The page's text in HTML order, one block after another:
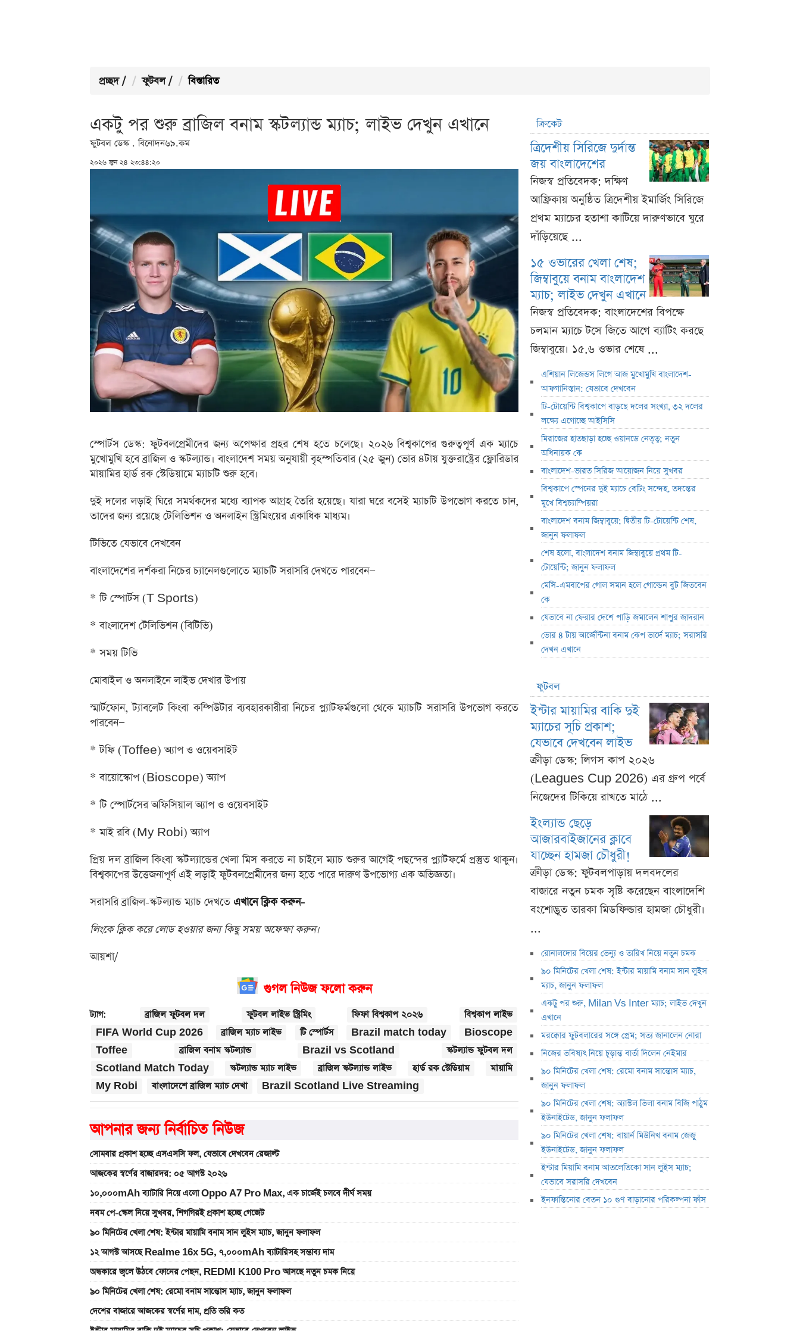
প্রচ্ছদ / ফুটবল / বিস্তারিত
একটু পর শুরু ব্রাজিল বনাম স্কটল্যান্ড ম্যাচ; লাইভ দেখুন এখানে
ফুটবল ডেস্ক . বিনোদন৬৯.কম
২০২৬ জুন ২৪ ২৩:৪৪:২০
স্পোর্টস ডেস্ক: ফুটবলপ্রেমীদের জন্য অপেক্ষার প্রহর শেষ হতে চলেছে। ২০২৬ বিশ্বকাপের গুরুত্বপূর্ণ এক ম্যাচে
মুখোমুখি হবে ব্রাজিল ও স্কটল্যান্ড। বাংলাদেশ সময় অনুযায়ী বৃহস্পতিবার (২৫ জুন) ভোর ৪টায় যুক্তরাষ্ট্রের ফ্লোরিডার
মায়ামির হার্ড রক স্টেডিয়ামে ম্যাচটি শুরু হবে।
দুই দলের লড়াই ঘিরে সমর্থকদের মধ্যে ব্যাপক আগ্রহ তৈরি হয়েছে। যারা ঘরে বসেই ম্যাচটি উপভোগ করতে চান,
তাদের জন্য রয়েছে টেলিভিশন ও অনলাইন স্ট্রিমিংয়ের একাধিক মাধ্যম।
টিভিতে যেভাবে দেখবেন
বাংলাদেশের দর্শকরা নিচের চ্যানেলগুলোতে ম্যাচটি সরাসরি দেখতে পারবেন—
* টি স্পোর্টস (T Sports)
* বাংলাদেশ টেলিভিশন (বিটিভি)
* সময় টিভি
মোবাইল ও অনলাইনে লাইভ দেখার উপায়
স্মার্টফোন, ট্যাবলেট কিংবা কম্পিউটার ব্যবহারকারীরা নিচের প্ল্যাটফর্মগুলো থেকে ম্যাচটি সরাসরি উপভোগ করতে
পারবেন—
* টফি (Toffee) অ্যাপ ও ওয়েবসাইট
* বায়োস্কোপ (Bioscope) অ্যাপ
* টি স্পোর্টসের অফিসিয়াল অ্যাপ ও ওয়েবসাইট
* মাই রবি (My Robi) অ্যাপ
প্রিয় দল ব্রাজিল কিংবা স্কটল্যান্ডের খেলা মিস করতে না চাইলে ম্যাচ শুরুর আগেই পছন্দের প্ল্যাটফর্মে প্রস্তুত থাকুন।
বিশ্বকাপের উত্তেজনাপূর্ণ এই লড়াই ফুটবলপ্রেমীদের জন্য হতে পারে দারুণ উপভোগ্য এক অভিজ্ঞতা।
সরাসরি ব্রাজিল-স্কটল্যান্ড ম্যাচ দেখতে এখানে ক্লিক করুন-
লিংকে ক্লিক করে লোড হওয়ার জন্য কিছু সময় অফেক্ষা করুন।
আয়শা/
গুগল নিউজ ফলো করুন
ট্যাগ: ব্রাজিল ফুটবল দল ফুটবল লাইভ স্ট্রিমিং ফিফা বিশ্বকাপ ২০২৬
বিশ্বকাপ লাইভ
FIFA World Cup 2026
ব্রাজিল ম্যাচ লাইভ টি স্পোর্টস Brazil match today
Bioscope
Toffee
ব্রাজিল বনাম স্কটল্যান্ড Brazil vs Scotland
স্কটল্যান্ড ফুটবল দল
Scotland Match Today
স্কটল্যান্ড ম্যাচ লাইভ ব্রাজিল স্কটল্যান্ড লাইভ হার্ড রক স্টেডিয়াম
মায়ামি
My Robi
বাংলাদেশে ব্রাজিল ম্যাচ দেখা Brazil Scotland Live Streaming
আপনার জন্য নির্বাচিত নিউজ
সোমবার প্রকাশ হচ্ছে এসএসসি ফল, যেভাবে দেখবেন রেজাল্ট
আজকের স্বর্ণের বাজারদর: ০৫ আগস্ট ২০২৬
১০,০০০mAh ব্যাটারি নিয়ে এলো Oppo A7 Pro Max, এক চার্জেই চলবে দীর্ঘ সময়
নবম পে-স্কেল নিয়ে সুখবর, শিগগিরই প্রকাশ হচ্ছে গেজেট
৯০ মিনিটের খেলা শেষ: ইন্টার মায়ামি বনাম সান লুইস ম্যাচ, জানুন ফলাফল
১২ আগস্ট আসছে Realme 16x 5G, ৭,০০০mAh ব্যাটারিসহ সম্ভাব্য দাম
অন্ধকারে জ্বলে উঠবে ফোনের পেছন, REDMI K100 Pro আসছে নতুন চমক নিয়ে
৯০ মিনিটের খেলা শেষ: রেমো বনাম সান্তোস ম্যাচ, জানুন ফলাফল
দেশের বাজারে আজকের স্বর্ণের দাম, প্রতি ভরি কত
ইন্টার মায়ামির বাকি দুই ম্যাচের সূচি প্রকাশ; যেভাবে দেখবেন লাইভ
ক্রিকেট
ত্রিদেশীয় সিরিজে দুর্দান্ত
জয় বাংলাদেশের
নিজস্ব প্রতিবেদক: দক্ষিণ
আফ্রিকায় অনুষ্ঠিত ত্রিদেশীয় ইমার্জিং সিরিজে
প্রথম ম্যাচের হতাশা কাটিয়ে দারুণভাবে ঘুরে
দাঁড়িয়েছে ...
১৫ ওভারের খেলা শেষ;
জিম্বাবুয়ে বনাম বাংলাদেশ
ম্যাচ; লাইভ দেখুন এখানে
নিজস্ব প্রতিবেদক: বাংলাদেশের বিপক্ষে
চলমান ম্যাচে টসে জিতে আগে ব্যাটিং করছে
জিম্বাবুয়ে। ১৫.৬ ওভার শেষে ...
এশিয়ান লিজেন্ডস লিগে আজ মুখোমুখি বাংলাদেশ-
আফগানিস্তান: যেভাবে দেখবেন
টি-টোয়েন্টি বিশ্বকাপে বাড়ছে দলের সংখ্যা, ৩২ দলের
লক্ষ্যে এগোচ্ছে আইসিসি
মিরাজের হাতছাড়া হচ্ছে ওয়ানডে নেতৃত্ব; নতুন
অধিনায়ক কে
বাংলাদেশ-ভারত সিরিজ আয়োজন নিয়ে সুখবর
বিশ্বকাপে স্পেনের দুই ম্যাচে বেটিং সন্দেহ, তদন্তের
মুখে বিশ্বচ্যাম্পিয়রা
বাংলাদেশ বনাম জিম্বাবুয়ে; দ্বিতীয় টি-টোয়েন্টি শেষ,
জানুন ফলাফল
শেষ হলো, বাংলাদেশ বনাম জিম্বাবুয়ে প্রথম টি-
টোয়েন্টি; জানুন ফলাফল
মেসি-এমবাপের গোল সমান হলে গোল্ডেন বুট জিতবেন
কে
যেভাবে না ফেরার দেশে পাড়ি জমালেন শাপুর জাদরান
ভোর ৪ টায় আর্জেন্টিনা বনাম কেপ ভার্দে ম্যাচ; সরাসরি
দেখন এখানে
ফুটবল
ইন্টার মায়ামির বাকি দুই
ম্যাচের সূচি প্রকাশ;
যেভাবে দেখবেন লাইভ
ক্রীড়া ডেস্ক: লিগস কাপ ২০২৬
(Leagues Cup 2026) এর গ্রুপ পর্বে
নিজেদের টিকিয়ে রাখতে মাঠে ...
ইংল্যান্ড ছেড়ে
আজারবাইজানের ক্লাবে
যাচ্ছেন হামজা চৌধুরী!
ক্রীড়া ডেস্ক: ফুটবলপাড়ায় দলবদলের
বাজারে নতুন চমক সৃষ্টি করেছেন বাংলাদেশি
বংশোদ্ভূত তারকা মিডফিল্ডার হামজা চৌধুরী।
...
রোনালদোর বিয়ের ভেন্যু ও তারিখ নিয়ে নতুন চমক
৯০ মিনিটের খেলা শেষ: ইন্টার মায়ামি বনাম সান লুইস
ম্যাচ, জানুন ফলাফল
একটু পর শুরু, Milan Vs Inter ম্যাচ; লাইভ দেখুন
এখানে
মরক্কোর ফুটবলারের সঙ্গে প্রেম; সত্য জানালেন নোরা
নিজের ভবিষ্যৎ নিয়ে চূড়ান্ত বার্তা দিলেন নেইমার
৯০ মিনিটের খেলা শেষ: রেমো বনাম সান্তোস ম্যাচ,
জানুন ফলাফল
৯০ মিনিটের খেলা শেষ: অ্যাস্টল ভিলা বনাম বিজি পাঠুম
ইউনাইটেড, জানুন ফলাফল
৯০ মিনিটের খেলা শেষ: বায়ার্ন মিউনিখ বনাম জেজু
ইউনাইটেড, জানুন ফলাফল
ইন্টার মিয়ামি বনাম আতলেতিকো সান লুইস ম্যাচ;
যেভাবে সরাসরি দেখবেন
ইনফান্তিনোর বেতন ১০ গুণ বাড়ানোর পরিকল্পনা ফাঁস